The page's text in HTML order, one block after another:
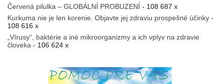
Červená pilulka – GLOBÁLNÍ PROBUZENÍ - 108 687 x
Kurkuma nie je len korenie. Objavte jej zdraviu prospešné účinky -
108 616 x
„Vírusy“, baktérie a iné mikroorganizmy a ich vplyv na zdravie
človeka - 106 624 x